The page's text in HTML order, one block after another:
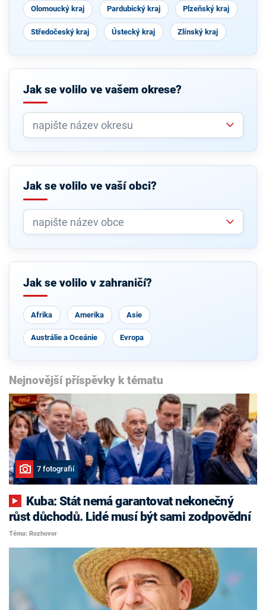
Olomoucký kraj Pardubický kraj Plzeňský kraj
Středočeský kraj Ústecký kraj Zlínský kraj
Jak se volilo ve vašem okrese?
Jak se volilo ve vaší obci?
Jak se volilo v zahraničí?
Afrika Amerika Asie
Austrálie a Oceánie Evropa
Nejnovější příspěvky k tématu
7 fotografií
růst důchodů. Lidé musí být sami zodpovědní
Téma: Rozhovor